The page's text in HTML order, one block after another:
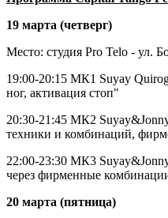
19 марта (четверг)
Место: студия Pro Telo - ул.
19:00-20:15 МК1 Suyay
ног, активация стоп"
20:30-21:45 МК2
техники и комбинаций,
22:00-23:30 МК3
через фирменные
20 марта (пятница)